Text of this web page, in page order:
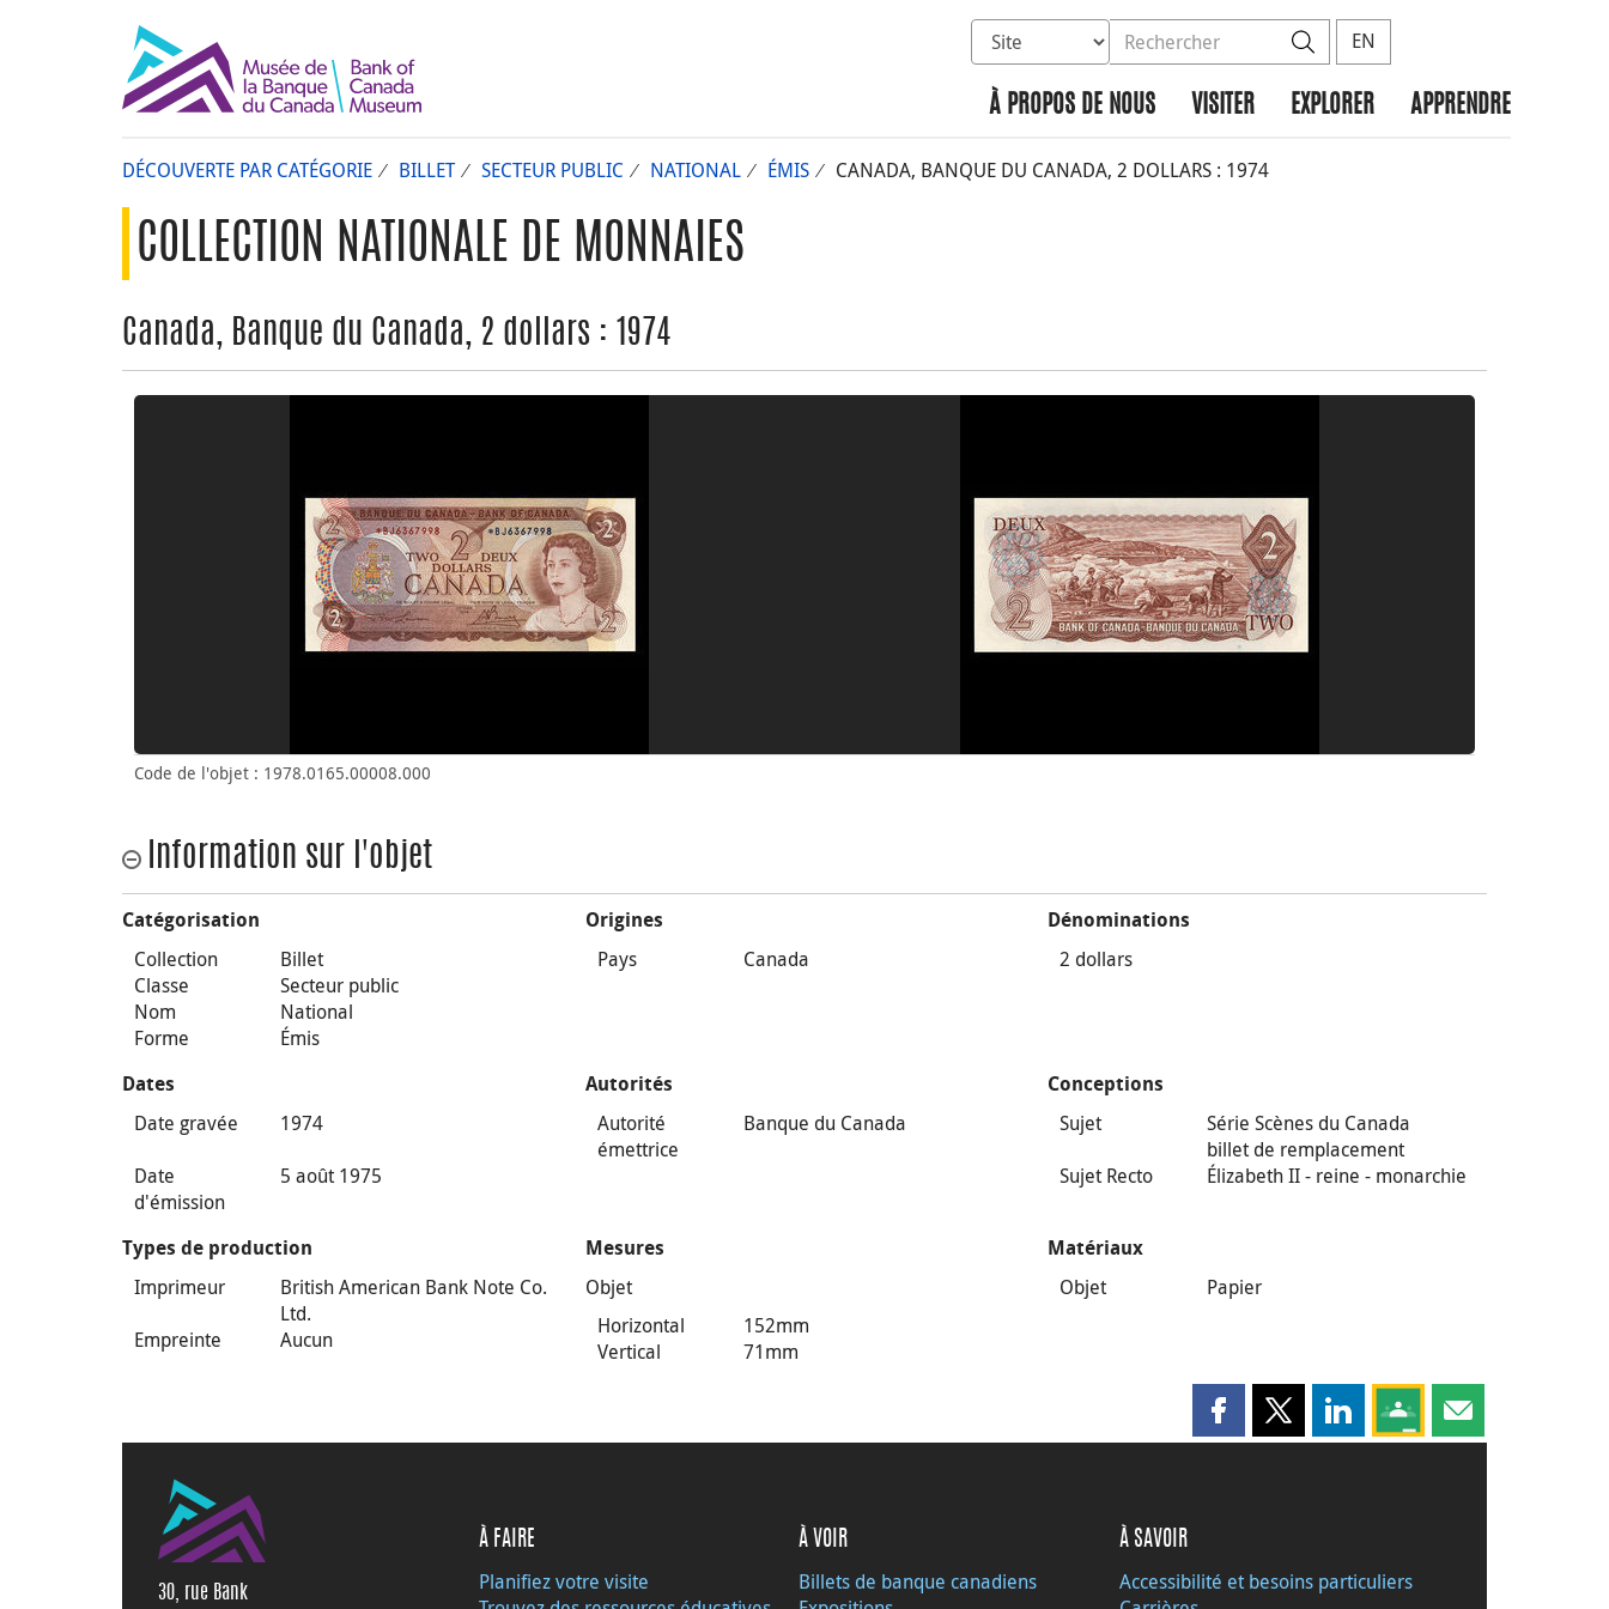
Sélectionnez la base de données à rechercher
Rechercher dans le site Rechercher
EN
À PROPOS DE NOUS VISITER EXPLORER APPRENDRE
DÉCOUVERTE PAR CATÉGORIE BILLET SECTEUR PUBLIC NATIONAL ÉMIS CANADA, BANQUE DU CANADA, 2 DOLLARS : 1974
COLLECTION NATIONALE DE MONNAIES
Canada, Banque du Canada, 2 dollars : 1974
Code de l'objet : 1978.0165.00008.000
Information sur l'objet
Catégorisation
Collection
Billet
Classe
Secteur public
Nom
National
Forme
Émis
Origines
Pays Canada
Dénominations
2 dollars
Dates
Date gravée
1974
Date
d'émission
5 août 1975
Autorités
Autorité
émettrice
Banque du Canada
Conceptions
Sujet
Série Scènes du Canada
billet de remplacement
Sujet Recto
Élizabeth II - reine - monarchie
Types de production
Imprimeur
British American Bank Note Co.
Ltd.
Empreinte
Aucun
Mesures
Objet
Horizontal
152mm
Vertical
71mm
Matériaux
Objet Papier
Partager cette page sur Facebook
Partager cette page sur X
Partager cette page sur
Partagez cette page sur
Partager cette
30, rue Bank
À FAIRE
Planifiez votre visite
À VOIR
Billets de banque canadiens
À SAVOIR
Accessibilité et besoins particuliers